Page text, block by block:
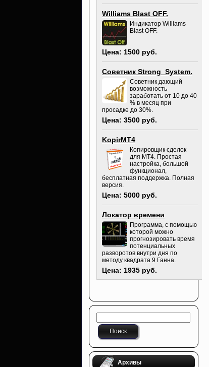
Williams Blast OFF.
Индикатор Williams
Blast OFF.
Цена: 1500 руб.
Советник Strong_System.
Советник дающий
возможность
заработать от 10 до 40
% в месяц при
просадке до 30%.
Цена: 3500 руб.
KopirMT4
Копировщик сделок
для МТ4. Простая
настройка, большой
функционал,
бесплатная поддержка. Полная
версия.
Цена: 5000 руб.
Локатор времени
Программа, с помощью
которой можно
прогнозировать время
потенциальных
разворотов внутри дня по
методу квадрата 9 Ганна.
Цена: 1935 руб.
Архивы